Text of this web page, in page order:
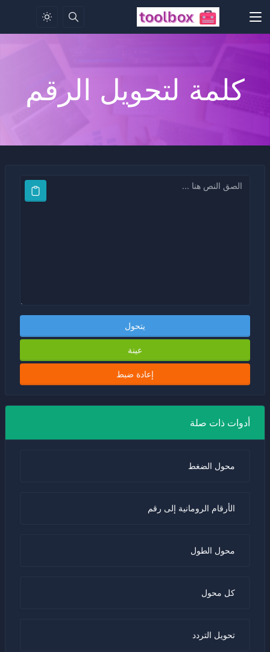
كلمة لتحويل الرقم
يتحول
عينة
إعادة ضبط
أدوات ذات صلة
محول الضغط
الأرقام الرومانية إلى رقم
محول الطول
كل محول
تحويل التردد